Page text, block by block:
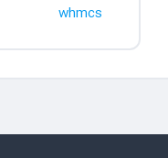
whmcs